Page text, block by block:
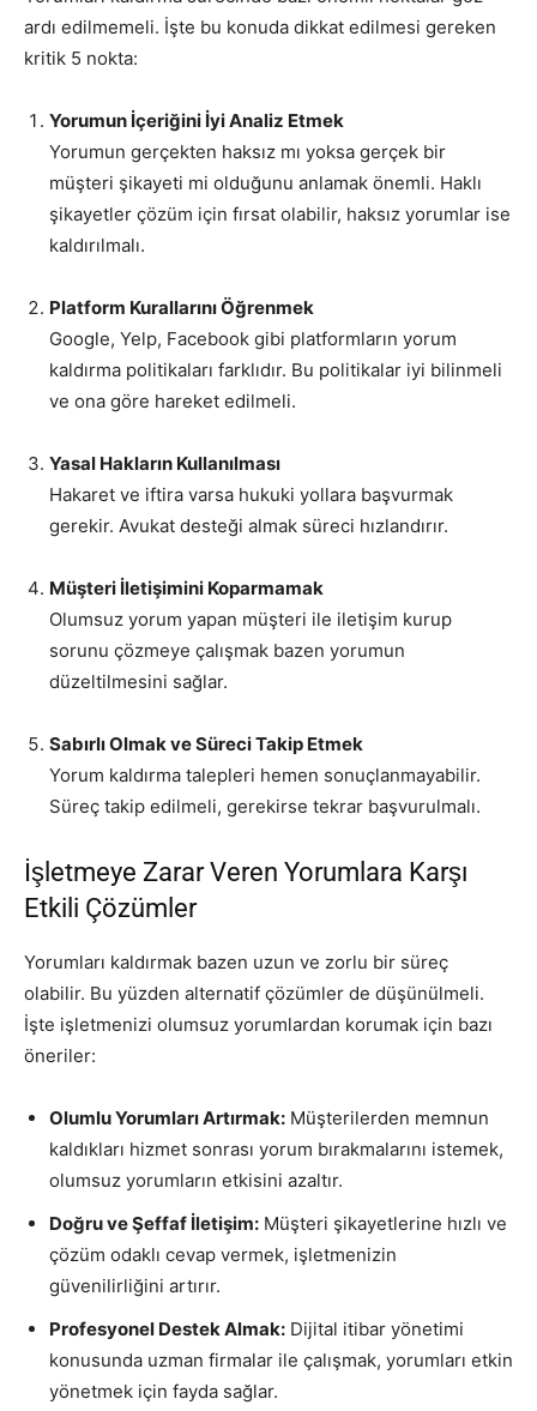
ardı edilmemeli. İşte bu konuda dikkat edilmesi gereken
kritik 5 nokta:
Yorumun İçeriğini İyi Analiz Etmek
Yorumun gerçekten haksız mı yoksa gerçek bir
müşteri şikayeti mi olduğunu anlamak önemli. Haklı
şikayetler çözüm için fırsat olabilir, haksız yorumlar ise
kaldırılmalı.
Platform Kurallarını Öğrenmek
Google, Yelp, Facebook gibi platformların yorum
kaldırma politikaları farklıdır. Bu politikalar iyi bilinmeli
ve ona göre hareket edilmeli.
Yasal Hakların Kullanılması
Hakaret ve iftira varsa hukuki yollara başvurmak
gerekir. Avukat desteği almak süreci hızlandırır.
Müşteri İletişimini Koparmamak
Olumsuz yorum yapan müşteri ile iletişim kurup
sorunu çözmeye çalışmak bazen yorumun
düzeltilmesini sağlar.
Sabırlı Olmak ve Süreci Takip Etmek
Yorum kaldırma talepleri hemen sonuçlanmayabilir.
Süreç takip edilmeli, gerekirse tekrar başvurulmalı.
İşletmeye Zarar Veren Yorumlara Karşı
Etkili Çözümler
Yorumları kaldırmak bazen uzun ve zorlu bir süreç
olabilir. Bu yüzden alternatif çözümler de düşünülmeli.
İşte işletmenizi olumsuz yorumlardan korumak için bazı
öneriler:
Olumlu Yorumları Artırmak: Müşterilerden memnun
kaldıkları hizmet sonrası yorum bırakmalarını istemek,
olumsuz yorumların etkisini azaltır.
Doğru ve Şeffaf İletişim: Müşteri şikayetlerine hızlı ve
çözüm odaklı cevap vermek, işletmenizin
güvenilirliğini artırır.
Profesyonel Destek Almak: Dijital itibar yönetimi
konusunda uzman firmalar ile çalışmak, yorumları etkin
yönetmek için fayda sağlar.